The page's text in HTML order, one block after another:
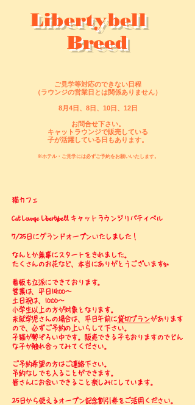
Libertybell​
Breed
ご見学等対応のできない日程
​（ラウンジの営業日とは関係ありません）
8月4日、8日、10日、12日
​お問合せ下さい。
キャットラウンジで販売している
子が活躍している日もあります。
※ホテル・ご見学には必ずご予約をお願いいたします。
猫カフェ
Cat Lounge Libertybell キャットラウンジリバティベル
7/25日にグランドオープンいたしました！
なんとか無事にスタートをきれました。
たくさんのお花など、本当にありがとうございます✨
看板も立派にできております。
営業は、平日14:00〜
土日祝は、10:00〜
小学生以上の方が対象となります。
未就学児さんの場合は、平日午前に貸切プランがあります
ので、必ずご予約の上いらして下さい。
​子猫が勢ぞろい中です。販売できる子もおりますのでどん
な子か触れ合ってみてください。
ご予約希望の方はご連絡下さい。
予約なしでも入ることができます。
皆さんにお会いできること楽しみにしています。
25日から使えるオープン記念割引券をご活用ください。